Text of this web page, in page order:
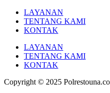
LAYANAN
TENTANG KAMI
KONTAK
LAYANAN
TENTANG KAMI
KONTAK
Copyright © 2025